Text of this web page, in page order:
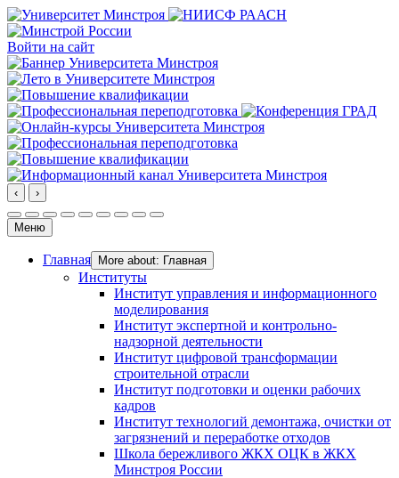
Войти на сайт
‹ ›
Меню
Главная More about: Главная
Институты
Институт управления и информационного
моделирования
Институт экспертной и контрольно-
надзорной деятельности
Институт цифровой трансформации
строительной отрасли
Институт подготовки и оценки рабочих
кадров
Институт технологий демонтажа, очистки от
загрязнений и переработке отходов
Школа бережливого ЖКХ ОЦК в ЖКХ
Минстроя России